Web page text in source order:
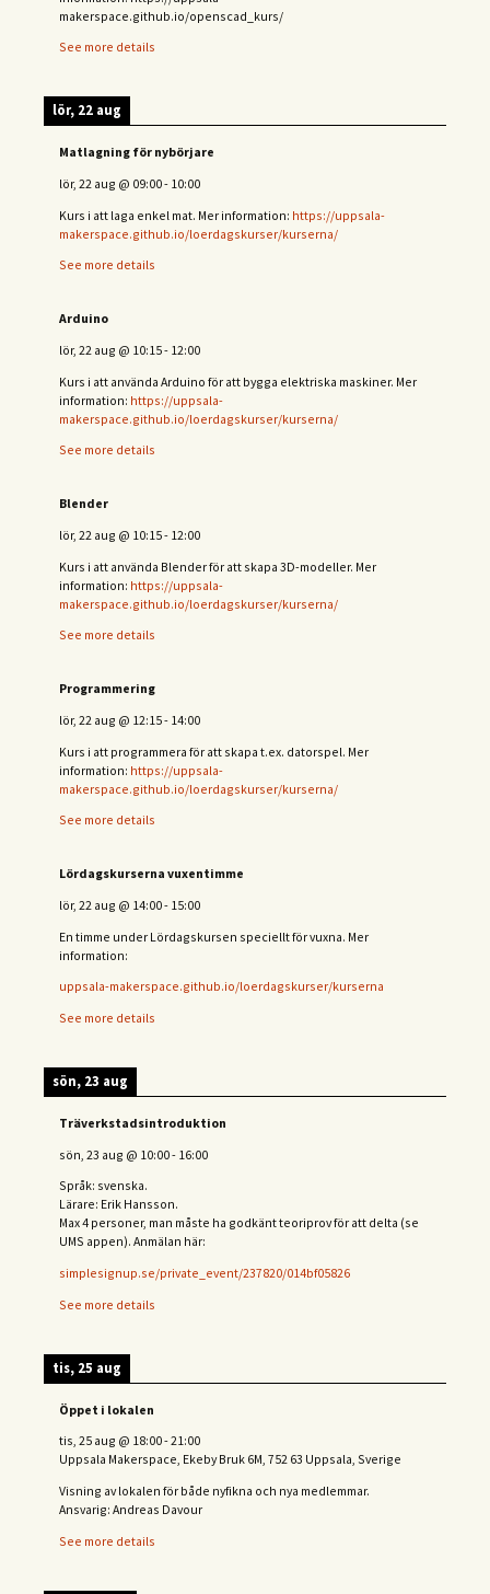
makerspace.github.io/openscad_kurs/
See more details
lör, 22 aug
Matlagning för nybörjare
lör, 22 aug @ 09:00- 10:00
Kurs i att laga enkel mat. Mer information: https://uppsala-
makerspace.github.io/loerdagskurser/kurserna/
See more details
Arduino
lör, 22 aug @ 10:15- 12:00
Kurs i att använda Arduino för att bygga elektriska maskiner. Mer
information: https://uppsala-
makerspace.github.io/loerdagskurser/kurserna/
See more details
Blender
lör, 22 aug @ 10:15- 12:00
Kurs i att använda Blender för att skapa 3D-modeller. Mer
information: https://uppsala-
makerspace.github.io/loerdagskurser/kurserna/
See more details
Programmering
lör, 22 aug @ 12:15- 14:00
Kurs i att programmera för att skapa t.ex. datorspel. Mer
information: https://uppsala-
makerspace.github.io/loerdagskurser/kurserna/
See more details
Lördagskurserna vuxentimme
lör, 22 aug @ 14:00- 15:00
En timme under Lördagskursen speciellt för vuxna. Mer
information:
uppsala-makerspace.github.io/loerdagskurser/kurserna
See more details
sön, 23 aug
Träverkstadsintroduktion
sön, 23 aug @ 10:00- 16:00
Språk: svenska.
Lärare: Erik Hansson.
Max 4 personer, man måste ha godkänt teoriprov för att delta (se
UMS appen). Anmälan här:
simplesignup.se/private_event/237820/014bf05826
See more details
tis, 25 aug
Öppet i lokalen
tis, 25 aug @ 18:00-21:00
Uppsala Makerspace, Ekeby Bruk 6M, 752 63 Uppsala, Sverige
Visning av lokalen för både nyfikna och nya medlemmar.
Ansvarig: Andreas Davour
See more details